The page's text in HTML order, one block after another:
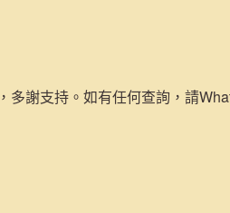
多謝支持。如有任何查詢，請